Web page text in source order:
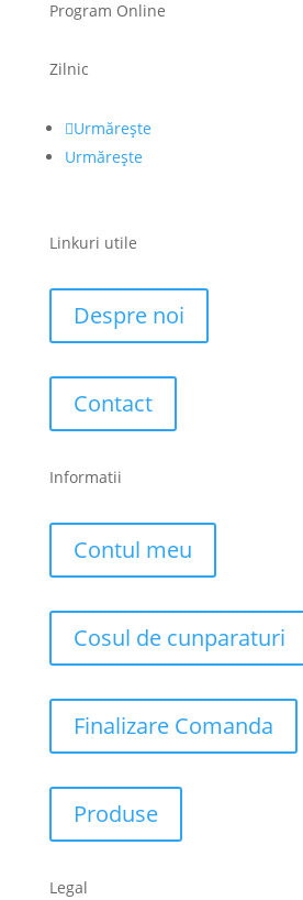
Program Online
Zilnic
Urmărește
Urmărește
Linkuri utile
Despre noi
Contact
Informatii
Contul meu
Cosul de cunparaturi
Finalizare Comanda
Produse
Legal